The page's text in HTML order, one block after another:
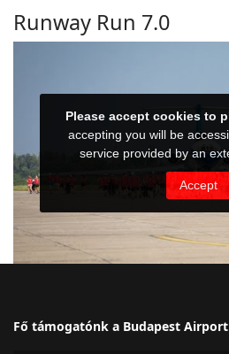
Runway Run 7.0
Fő támogatónk a Budapest Airport